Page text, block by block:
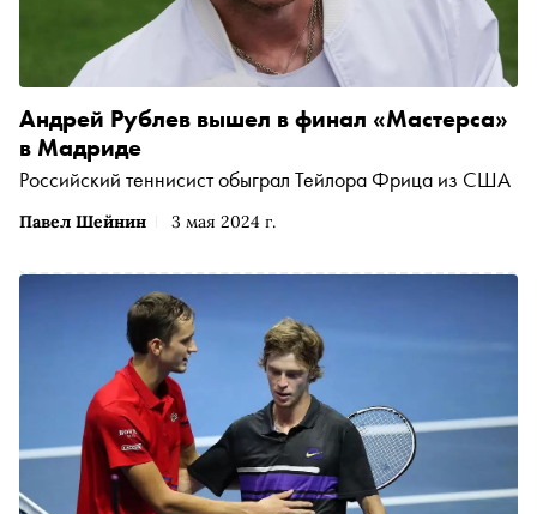
Павел Шейнин 3 мая 2024 г.
Андрей Рублев вышел в финал «Мастерса»
в Мадриде
Российский теннисист обыграл Тейлора Фрица из США